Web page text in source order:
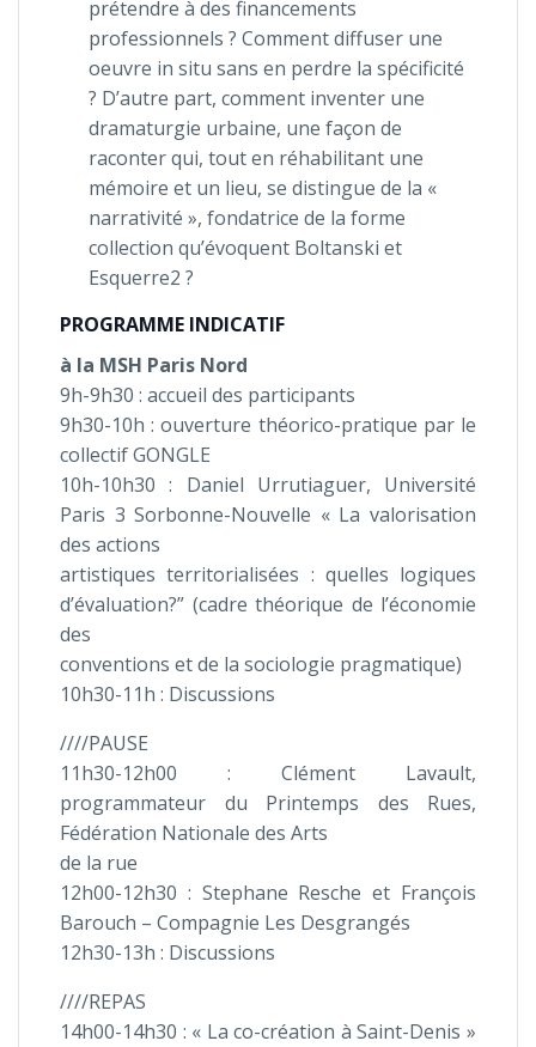
prétendre à des financements
professionnels ? Comment diffuser une
oeuvre in situ sans en perdre la spécificité
? D’autre part, comment inventer une
dramaturgie urbaine, une façon de
raconter qui, tout en réhabilitant une
mémoire et un lieu, se distingue de la «
narrativité », fondatrice de la forme
collection qu’évoquent Boltanski et
Esquerre2 ?
PROGRAMME INDICATIF
à la MSH Paris Nord
9h-9h30 : accueil des participants
9h30-10h : ouverture théorico-pratique par le
collectif GONGLE
10h-10h30 : Daniel Urrutiaguer, Université
Paris 3 Sorbonne-Nouvelle « La valorisation
des actions
artistiques territorialisées : quelles logiques
d’évaluation?” (cadre théorique de l’économie
des
conventions et de la sociologie pragmatique)
10h30-11h : Discussions
////PAUSE
11h30-12h00 : Clément Lavault,
programmateur du Printemps des Rues,
Fédération Nationale des Arts
de la rue
12h00-12h30 : Stephane Resche et François
Barouch – Compagnie Les Desgrangés
12h30-13h : Discussions
////REPAS
14h00-14h30 : « La co-création à Saint-Denis »